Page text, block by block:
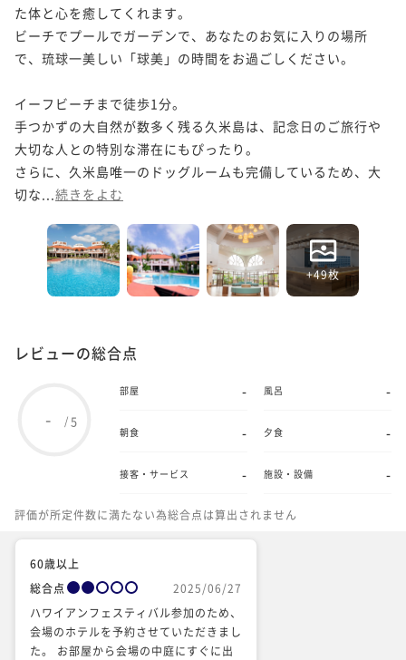
た体と心を癒してくれます。
ビーチでプールでガーデンで、あなたのお気に入りの場所
で、琉球一美しい「球美」の時間をお過ごしください。
イーフビーチまで徒歩1分。
手つかずの大自然が数多く残る久米島は、記念日のご旅行や
大切な人との特別な滞在にもぴったり。
さらに、久米島唯一のドッグルームも完備しているため、大
切な... 続きをよむ
+49枚
レビューの総合点
- /5
部屋 - 風呂 -
朝食 - 夕食 -
接客・サービス - 施設・設備 -
評価が所定件数に満たない為総合点は算出されません
60歳以上
総合点
2025/06/27
ハワイアンフェスティバル参加のため、
会場のホテルを予約させていただきまし
た。 お部屋から会場の中庭にすぐに出